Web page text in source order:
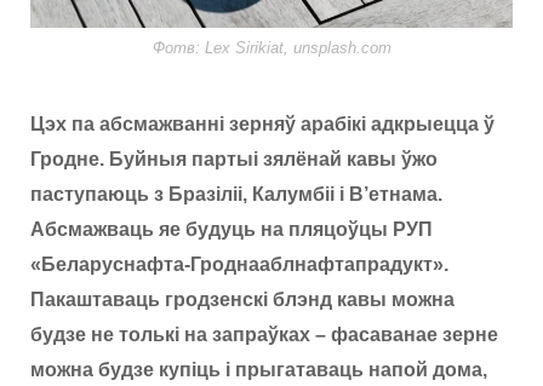
k a
Фотв: Lex Sirikiat, unsplash.com
Цэх па абсмажванні зерняў арабікі адкрыецца ў
Гродне. Буйныя партыі зялёнай кавы ўжо
паступаюць з Бразіліі, Калумбіі і В’етнама.
Абсмажваць яе будуць на пляцоўцы РУП
«Беларуснафта-Гроднааблнафтапрадукт».
Пакаштаваць гродзенскі блэнд кавы можна
будзе не толькі на запраўках – фасаванае зерне
можна будзе купіць і прыгатаваць напой дома,